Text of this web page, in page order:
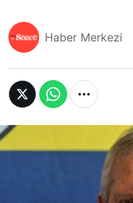
Haber Merkezi